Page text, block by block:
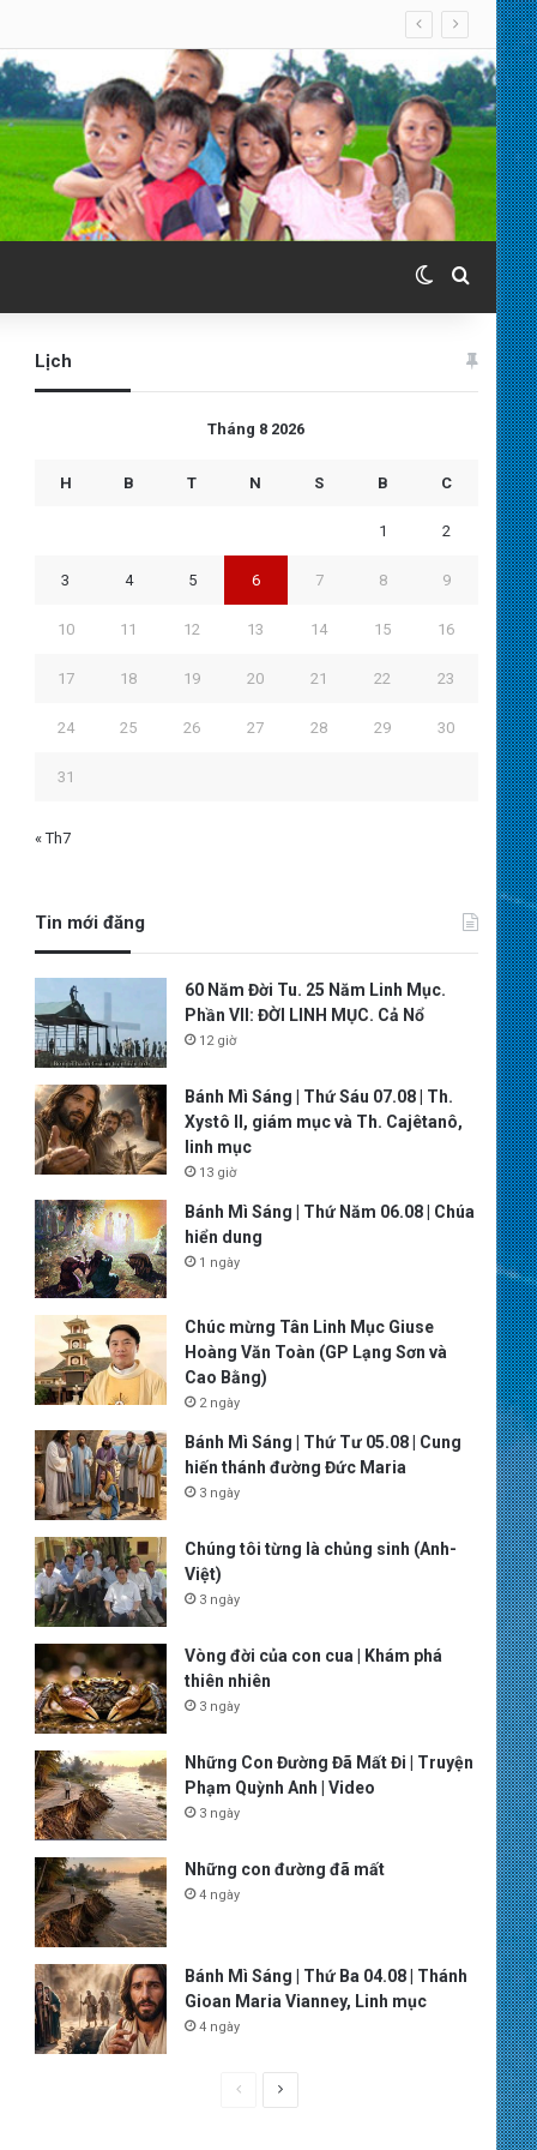
Switch skin
Search
Lịch
Tháng 8 2026
H B T N S B C
1 2
3 4 5 6 7 8 9
10 11 12 13 14 15 16
17 18 19 20 21 22 23
24 25 26 27 28 29 30
31
« Th7
Tin mới đăng
60 Năm Đời Tu. 25 Năm Linh Mục.
Phần VII: ĐỜI LINH MỤC. Cả Nổ
12 giờ
Bánh Mì Sáng | Thứ Sáu 07.08 | Th.
Xystô II, giám mục và Th. Cajêtanô,
linh mục
13 giờ
Bánh Mì Sáng | Thứ Năm 06.08 | Chúa
hiển dung
1 ngày
Chúc mừng Tân Linh Mục Giuse
Hoàng Văn Toàn (GP Lạng Sơn và
Cao Bằng)
2 ngày
Bánh Mì Sáng | Thứ Tư 05.08 | Cung
hiến thánh đường Đức Maria
3 ngày
Chúng tôi từng là chủng sinh (Anh-
Việt)
3 ngày
Vòng đời của con cua | Khám phá
thiên nhiên
3 ngày
Những Con Đường Đã Mất Đi | Truyện
Phạm Quỳnh Anh | Video
3 ngày
Những con đường đã mất
4 ngày
Bánh Mì Sáng | Thứ Ba 04.08 | Thánh
Gioan Maria Vianney, Linh mục
4 ngày